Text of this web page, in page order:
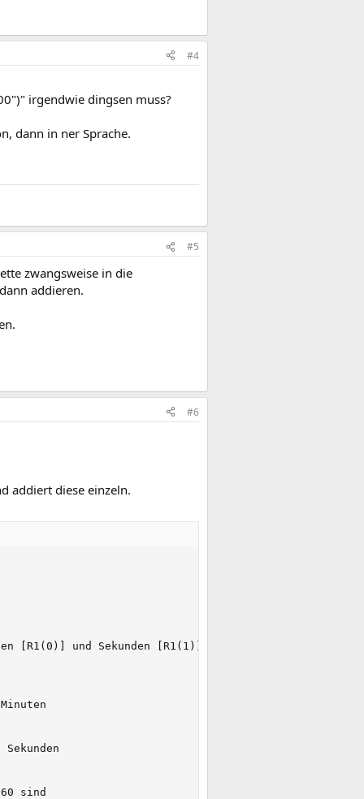
#4
irgendwie dingsen muss?
dann in ner Sprache.
#5
zwangsweise in die
addieren.
#6
addiert diese einzeln.
[R1(0)] und Sekunden [R1(1)] in einen Array
sind